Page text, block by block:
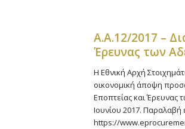
A.A.12/2017 –
Έρευνας των
Η Εθνική Αρχή
οικονομική άποψη
Εποπτείας και Έρευνας
Ιουνίου 2017.
https://